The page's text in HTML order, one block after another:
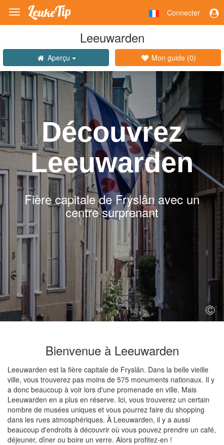
Toggle
navigation
Connecter
Leeuwarden
Aperçu Mon guide (0)
Découvrez
Leeuwarden
Fière capitale de Fryslân avec un
centre surprenant
Bienvenue à Leeuwarden
Leeuwarden est la fière capitale de Fryslân. Dans la belle vieille
ville, vous trouverez pas moins de 575 monuments nationaux. Il y
a donc beaucoup à voir lors d'une promenade en ville. Mais
Leeuwarden en a plus en réserve. Ici, vous trouverez un certain
nombre de musées uniques et vous pourrez faire du shopping
dans les rues atmosphériques. À Leeuwarden, il y a aussi
beaucoup d'endroits à découvrir où vous pouvez prendre un café,
déjeuner, dîner ou boire un verre. Alors profitez-en !